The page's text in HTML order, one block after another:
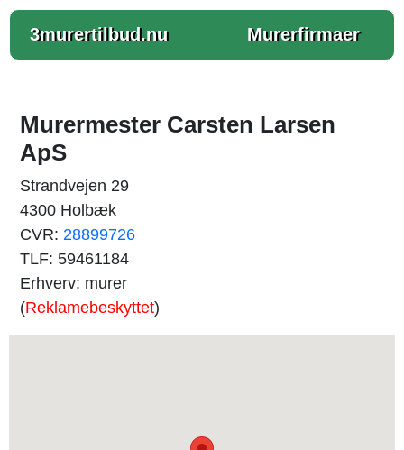
3murertilbud.nu Murerfirmaer
Murermester Carsten Larsen
ApS
Strandvejen 29
4300 Holbæk
CVR: 28899726
TLF: 59461184
Erhverv: murer
(Reklamebeskyttet)